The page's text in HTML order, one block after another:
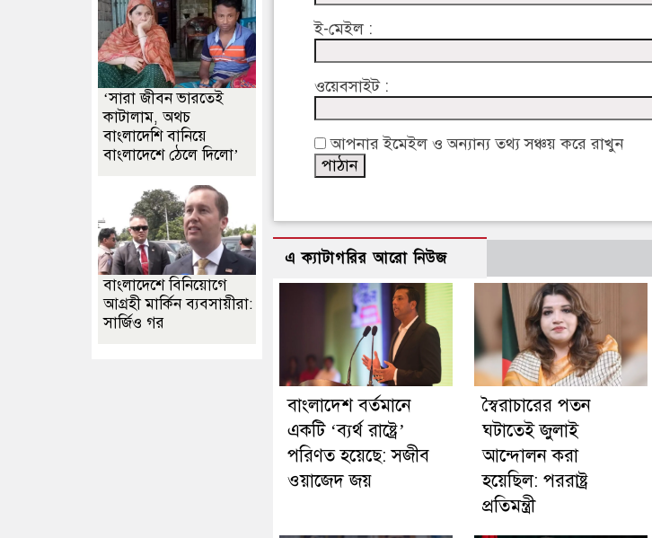
ই-মেইল :
ওয়েবসাইট :
আপনার ইমেইল ও অন্যান্য তথ্য সঞ্চয় করে রাখুন
এ ক্যাটাগরির আরো নিউজ
বাংলাদেশ বর্তমানে
একটি ‘ব্যর্থ রাষ্ট্রে’
পরিণত হয়েছে: সজীব
ওয়াজেদ জয়
স্বৈরাচারের পতন
ঘটাতেই জুলাই
আন্দোলন করা
হয়েছিল: পররাষ্ট্র
প্রতিমন্ত্রী
‘সারা জীবন ভারতেই
কাটালাম, অথচ
বাংলাদেশি বানিয়ে
বাংলাদেশে ঠেলে দিলো’
বাংলাদেশে বিনিয়োগে
আগ্রহী মার্কিন ব্যবসায়ীরা:
সার্জিও গর